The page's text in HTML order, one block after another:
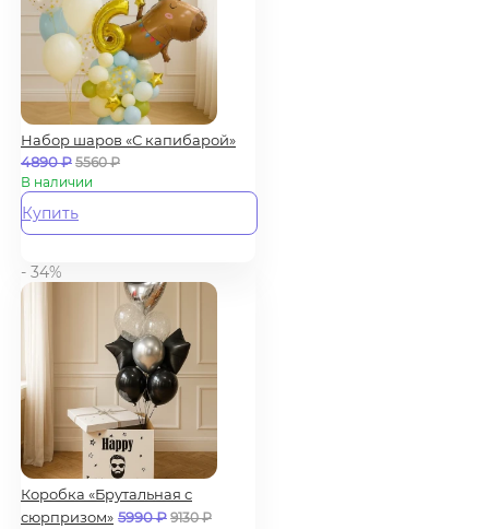
Набор шаров «С капибарой»
4890₽ 5560₽
В наличии
Купить
- 34%
Коробка «Брутальная с
сюрпризом» 5990₽ 9130₽